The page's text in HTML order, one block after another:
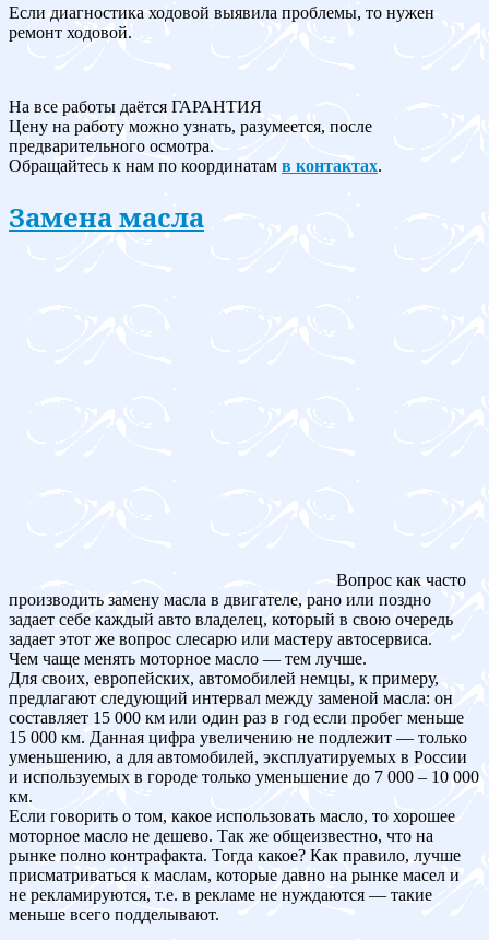
Если диагностика ходовой выявила проблемы, то нужен
ремонт ходовой.
На все работы даётся ГАРАНТИЯ
Цену на работу можно узнать, разумеется, после
предварительного осмотра.
Обращайтесь к нам по координатам в контактах.
Замена масла
Вопрос как часто
производить замену масла в двигателе, рано или поздно
задает себе каждый авто владелец, который в свою очередь
задает этот же вопрос слесарю или мастеру автосервиса.
Чем чаще менять моторное масло — тем лучше.
Для своих, европейских, автомобилей немцы, к примеру,
предлагают следующий интервал между заменой масла: он
составляет 15 000 км или один раз в год если пробег меньше
15 000 км. Данная цифра увеличению не подлежит — только
уменьшению, а для автомобилей, эксплуатируемых в России
и используемых в городе только уменьшение до 7 000 – 10 000
км.
Если говорить о том, какое использовать масло, то хорошее
моторное масло не дешево. Так же общеизвестно, что на
рынке полно контрафакта. Тогда какое? Как правило, лучше
присматриваться к маслам, которые давно на рынке масел и
не рекламируются, т.е. в рекламе не нуждаются — такие
меньше всего подделывают.